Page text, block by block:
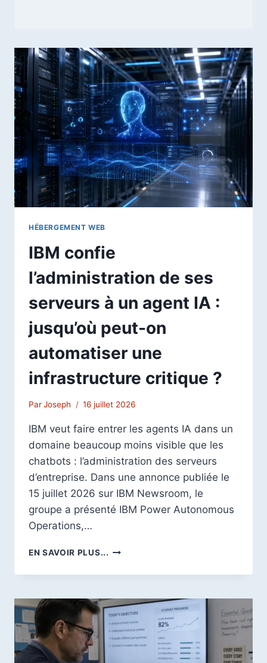
HÉBERGEMENT WEB
IBM confie
l’administration de ses
serveurs à un agent IA :
jusqu’où peut-on
automatiser une
infrastructure critique ?
ParJoseph 16 juillet 2026
IBM veut faire entrer les agents IA dans un
domaine beaucoup moins visible que les
chatbots : l’administration des serveurs
d’entreprise. Dans une annonce publiée le
15 juillet 2026 sur IBM Newsroom, le
groupe a présenté IBM Power Autonomous
Operations,…
EN SAVOIR PLUS... IBM
L’ADMINISTRATION
SES
SERVEURS
À
UN
AGENT